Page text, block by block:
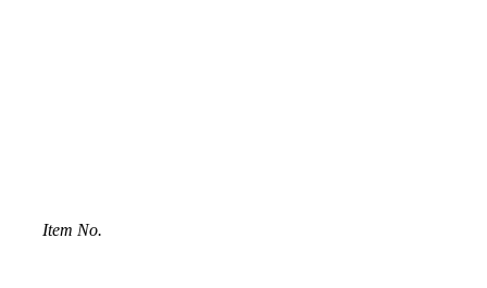
Item No.